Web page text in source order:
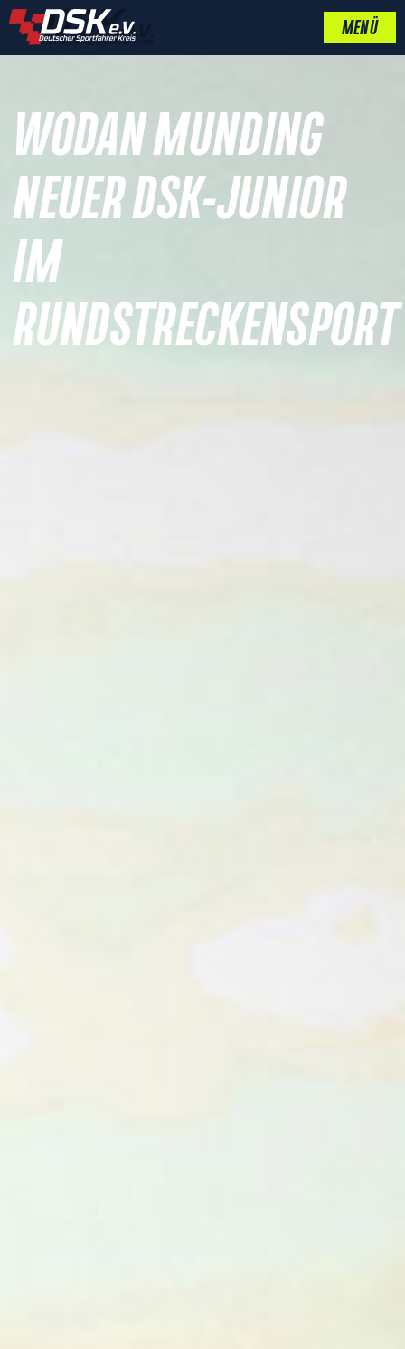
MENÜ
WODAN MUNDING
NEUER DSK-JUNIOR
IM
RUNDSTRECKENSPORT